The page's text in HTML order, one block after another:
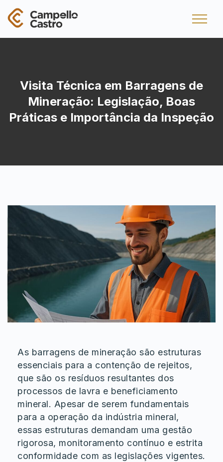
Visita Técnica em Barragens de
Mineração: Legislação, Boas
Práticas e Importância da Inspeção
As barragens de mineração são estruturas
essenciais para a contenção de rejeitos,
que são os resíduos resultantes dos
processos de lavra e beneficiamento
mineral. Apesar de serem fundamentais
para a operação da indústria mineral,
essas estruturas demandam uma gestão
rigorosa, monitoramento contínuo e estrita
conformidade com as legislações vigentes.